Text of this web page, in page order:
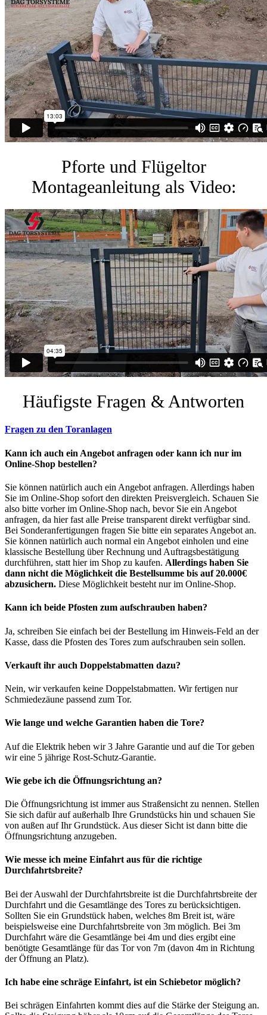
Pforte und Flügeltor
Montageanleitung als Video:
Häufigste Fragen & Antworten
Fragen zu den Toranlagen
Kann ich auch ein Angebot anfragen oder kann ich nur im
Online-Shop bestellen?
Sie können natürlich auch ein Angebot anfragen. Allerdings haben
Sie im Online-Shop sofort den direkten Preisvergleich. Schauen Sie
also bitte vorher im Online-Shop nach, bevor Sie ein Angebot
anfragen, da hier fast alle Preise transparent direkt verfügbar sind.
Bei Sonderanfertigungen fragen Sie bitte ein separates Angebot an.
Sie können natürlich auch normal ein Angebot einholen und eine
klassische Bestellung über Rechnung und Auftragsbestätigung
durchführen, statt hier im Shop zu kaufen. Allerdings haben Sie
dann nicht die Möglichkeit die Bestellsumme bis auf 20.000€
abzusichern. Diese Möglichkeit besteht nur im Online-Shop.
Kann ich beide Pfosten zum aufschrauben haben?
Ja, schreiben Sie einfach bei der Bestellung im Hinweis-Feld an der
Kasse, dass die Pfosten des Tores zum aufschrauben sein sollen.
Verkauft ihr auch Doppelstabmatten dazu?
Nein, wir verkaufen keine Doppelstabmatten. Wir fertigen nur
Schmiedezäune passend zum Tor.
Wie lange und welche Garantien haben die Tore?
Auf die Elektrik heben wir 3 Jahre Garantie und auf die Tor geben
wir eine 5 jährige Rost-Schutz-Garantie.
Wie gebe ich die Öffnungsrichtung an?
Die Öffnungsrichtung ist immer aus Straßensicht zu nennen. Stellen
Sie sich dafür auf außerhalb Ihre Grundstücks hin und schauen Sie
von außen auf Ihr Grundstück. Aus dieser Sicht ist dann bitte die
Öffnungsrichtung anzugeben.
Wie messe ich meine Einfahrt aus für die richtige
Durchfahrtsbreite?
Bei der Auswahl der Durchfahrtsbreite ist die Durchfahrtsbreite der
Durchfahrt und die Gesamtlänge des Tores zu berücksichtigen.
Sollten Sie ein Grundstück haben, welches 8m Breit ist, wäre
beispielsweise eine Durchfahrtsbreite von 3m möglich. Bei 3m
Durchfahrt wäre die Gesamtlänge bei 4m und dies ergibt eine
benötigte Gesamtlänge für das Tor von 7m (davon 4m in Richtung
der Öffnung an Platz).
Ich habe eine schräge Einfahrt, ist ein Schiebetor möglich?
Bei schrägen Einfahrten kommt dies auf die Stärke der Steigung an.